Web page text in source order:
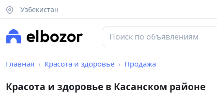
Узбекистан
Главная Красота и здоровье Продажа
Красота и здоровье в Касанском районе